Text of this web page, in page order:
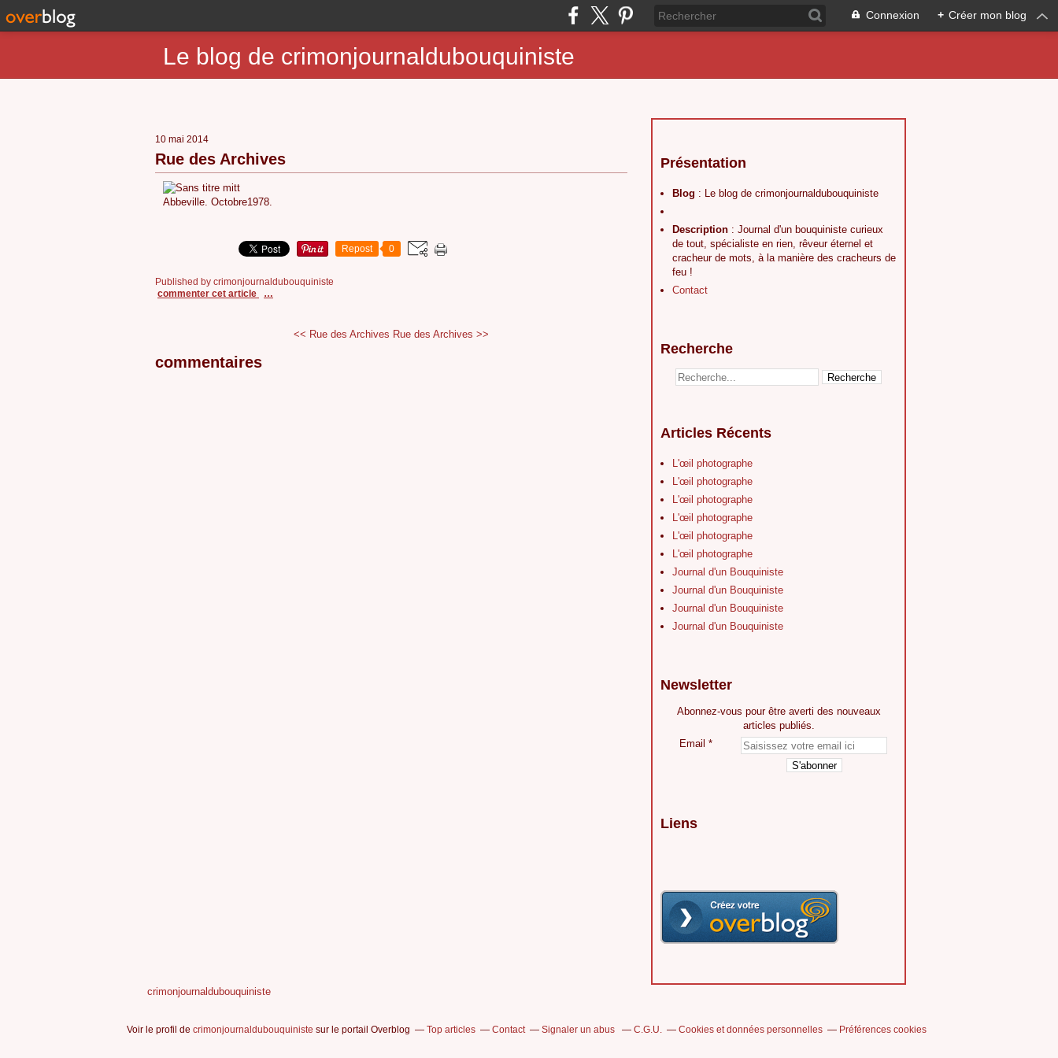
Connexion + Créer mon blog
Le blog de crimonjournaldubouquiniste
10 mai 2014
Rue des Archives
Abbeville. Octobre1978.
Repost 0
Published by crimonjournaldubouquiniste
commenter cet article
…
<< Rue des Archives Rue des Archives >>
commentaires
Présentation
Blog : Le blog de crimonjournaldubouquiniste
Description : Journal d'un bouquiniste curieux
de tout, spécialiste en rien, rêveur éternel et
cracheur de mots, à la manière des cracheurs de
feu !
Contact
Recherche
Articles Récents
L'œil photographe
L'œil photographe
L'œil photographe
L'œil photographe
L'œil photographe
L'œil photographe
Journal d'un Bouquiniste
Journal d'un Bouquiniste
Journal d'un Bouquiniste
Journal d'un Bouquiniste
Newsletter
Abonnez-vous pour être averti des nouveaux
articles publiés.
Email
Liens
crimonjournaldubouquiniste
Voir le profil de crimonjournaldubouquiniste sur le portail Overblog Top articles Contact Signaler un abus C.G.U. Cookies et données personnelles Préférences cookies